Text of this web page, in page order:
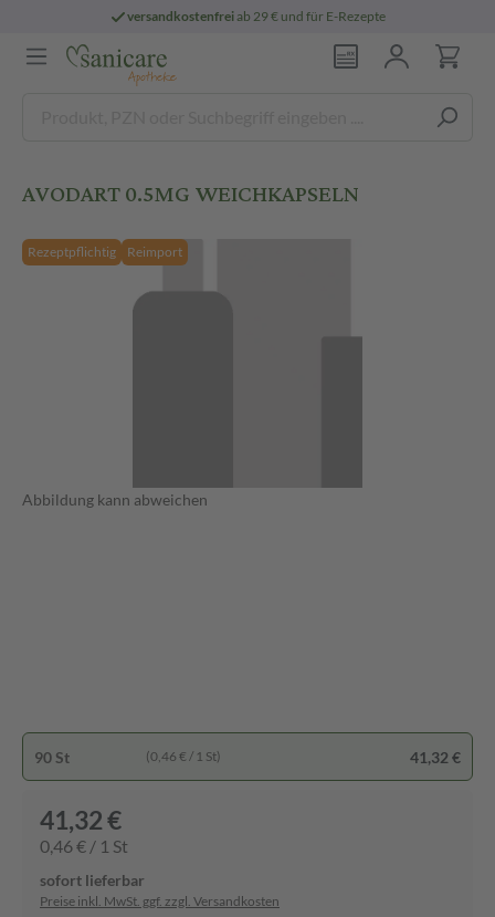
versandkostenfreiab 29 € und für E-Rezepte
AVODART 0.5MG WEICHKAPSELN
Rezeptpflichtig Reimport
Abbildung kann abweichen
90 St (0,46 € / 1 St) 41,32 €
41,32 €
0,46 € / 1 St
sofort lieferbar
Preise inkl. MwSt. ggf. zzgl. Versandkosten